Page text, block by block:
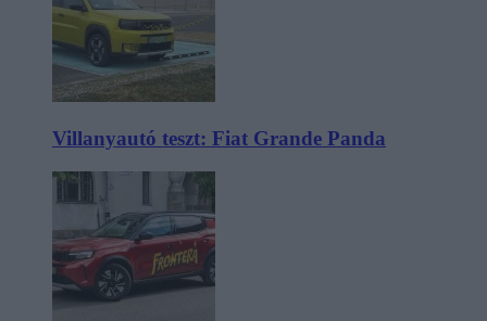
Villanyautó teszt: Fiat Grande Panda